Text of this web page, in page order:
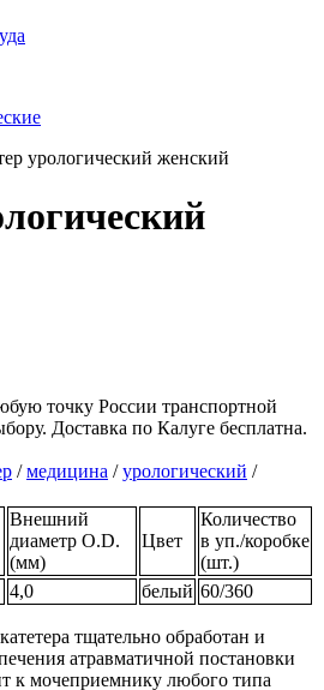
урологический женский
точку России транспортной
Доставка по Калуге бесплатна.
/медицина /урологический /
Внешний
диаметр О.D.
(мм)
Цвет
Количество
в уп./коробке
(шт.)
4,0 белый 60/360
тщательно обработан и
атравматичной постановки
к мочеприемнику любого типа